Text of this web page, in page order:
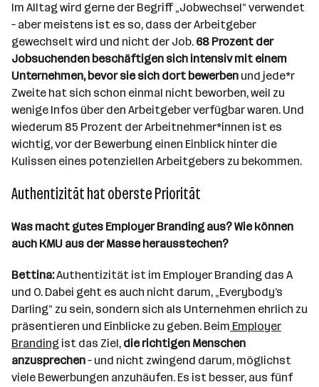
Im Alltag wird gerne der Begriff „Jobwechsel“ verwendet
– aber meistens ist es so, dass der Arbeitgeber
gewechselt wird und nicht der Job. 68 Prozent der
Jobsuchenden beschäftigen sich intensiv mit einem
Unternehmen, bevor sie sich dort bewerben und jede*r
Zweite hat sich schon einmal nicht beworben, weil zu
wenige Infos über den Arbeitgeber verfügbar waren. Und
wiederum 85 Prozent der Arbeitnehmer*innen ist es
wichtig, vor der Bewerbung einen Einblick hinter die
Kulissen eines potenziellen Arbeitgebers zu bekommen.
Authentizität hat oberste Priorität
Was macht gutes Employer Branding aus? Wie können
auch KMU aus der Masse herausstechen?
Bettina:Authentizität ist im Employer Branding das A
und O. Dabei geht es auch nicht darum, „Everybody’s
Darling“ zu sein, sondern sich als Unternehmen ehrlich zu
präsentieren und Einblicke zu geben. Beim Employer
Branding ist das Ziel, die richtigen Menschen
anzusprechen– und nicht zwingend darum, möglichst
viele Bewerbungen anzuhäufen. Es ist besser, aus fünf